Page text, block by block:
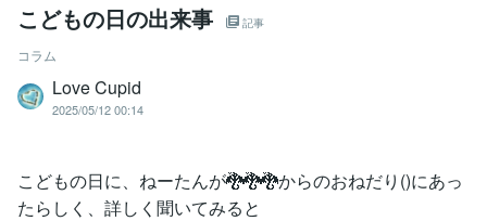
こどもの日の出来事 記事
コラム
Love Cupid
2025/05/12 00:14
こどもの日に、ねーたんが🐉🐉🐉からのおねだり()にあっ
たらしく、詳しく聞いてみると